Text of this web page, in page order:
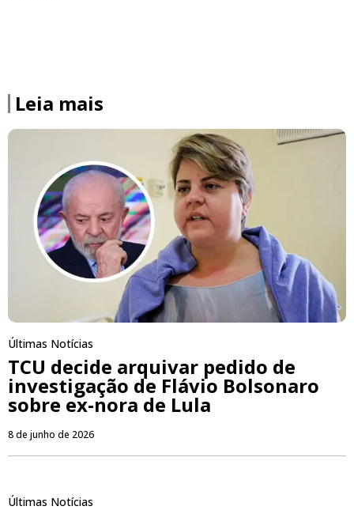
Leia mais
Últimas Notícias
TCU decide arquivar pedido de
investigação de Flávio Bolsonaro
sobre ex-nora de Lula
8 de junho de 2026
Últimas Notícias